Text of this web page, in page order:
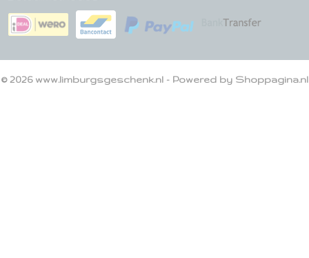
© 2026 www.limburgsgeschenk.nl - Powered by Shoppagina.nl